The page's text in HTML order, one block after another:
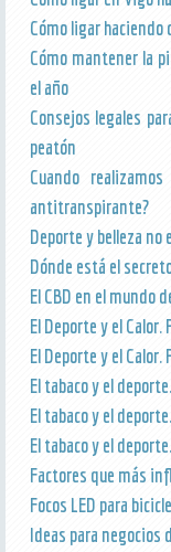
Cómo ligar
Cómo mantener la
el año
Consejos legales
peatón
Cuando
antitranspirante?
Deporte y belleza no
Dónde está el
El CBD en el mundo
El Deporte y el Calor.
El Deporte y el Calor.
El tabaco y el
El tabaco y el
El tabaco y el
Factores que más
Focos LED para
Ideas para negocios